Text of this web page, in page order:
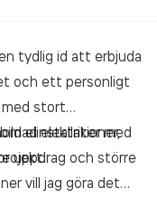
tydlig id att erbjuda
och ett personligt
stort
elinstallationer,
elektriker med
uppdrag och större
vill jag göra det